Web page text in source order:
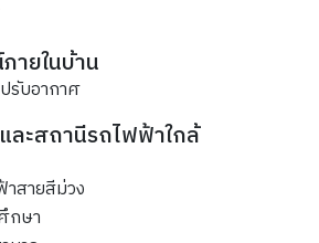
ายในบ้าน
รับอากาศ
ละสถานีรถไฟฟ้าใกล้
สายสีม่วง
กษา